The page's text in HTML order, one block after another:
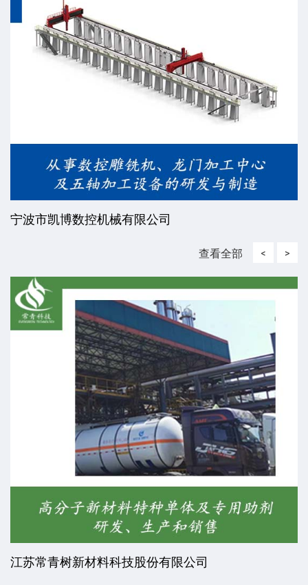
宁波市凯博数控机械有限公司
查看全部 <
江苏常青树新材料科技股份有限公司
>